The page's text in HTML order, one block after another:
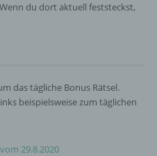
du dort aktuell feststeckst,
das tägliche Bonus Rätsel.
beispielsweise zum täglichen
29.8.2020